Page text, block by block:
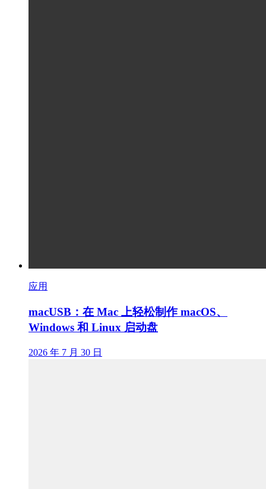
应用
macUSB：在 Mac 上轻松制作 macOS、
Windows 和 Linux 启动盘
2026 年 7 月 30 日